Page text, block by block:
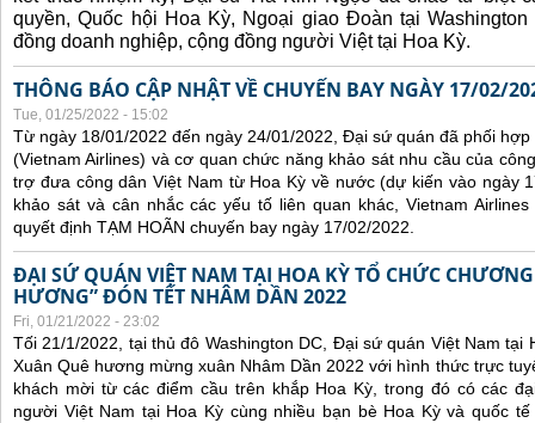
quyền, Quốc hội Hoa Kỳ, Ngoại giao Đoàn tại
đồng doanh nghiệp, cộng đồng người Việt tại Hoa Kỳ.
THÔNG BÁO CẬP NHẬT VỀ CHUYẾN BAY NGÀY 17/02/
Tue, 01/25/2022 - 15:02
Từ ngày 18/01/2022 đến ngày 24/01/2022, Đại sứ quán đã phối
(Vietnam Airlines) và cơ quan chức năng khảo sát nhu cầu của
trợ đưa công dân Việt Nam từ Hoa Kỳ về nước (dự kiến vào ngày
khảo sát và cân nhắc các yếu tố liên quan khác, Vietnam
quyết định TẠM HOÃN chuyến bay ngày 17/02/2022.
ĐẠI SỨ QUÁN VIỆT NAM TẠI HOA KỲ TỔ CHỨC
HƯƠNG” ĐÓN TẾT NHÂM DẦN 2022
Fri, 01/21/2022 - 23:02
Tối 21/1/2022, tại thủ đô Washington DC, Đại sứ quán Việt Nam
Xuân Quê hương mừng xuân Nhâm Dần 2022 với hình thức trực
khách mời từ các điểm cầu trên khắp Hoa Kỳ, trong đó có các
người Việt Nam tại Hoa Kỳ cùng nhiều bạn bè Hoa Kỳ và quốc